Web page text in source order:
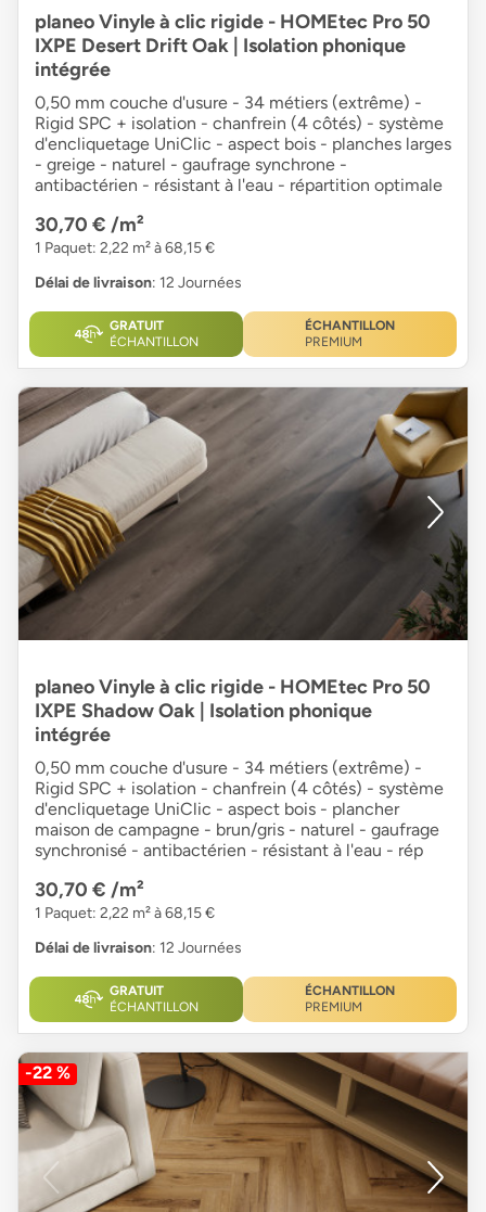
planeo Vinyle à clic rigide - HOMEtec Pro 50
IXPE Desert Drift Oak | Isolation phonique
intégrée
0,50 mm couche d'usure - 34 métiers (extrême) -
Rigid SPC + isolation - chanfrein (4 côtés) - système
d'encliquetage UniClic - aspect bois - planches larges
- greige - naturel - gaufrage synchrone -
antibactérien - résistant à l'eau - répartition optimale
30,70 € /m²
1 Paquet: 2,22 m² à 68,15 €
Délai de livraison: 12 Journées
GRATUIT
ÉCHANTILLON
ÉCHANTILLON
PREMIUM
planeo Vinyle à clic rigide - HOMEtec Pro 50
IXPE Shadow Oak | Isolation phonique
intégrée
0,50 mm couche d'usure - 34 métiers (extrême) -
Rigid SPC + isolation - chanfrein (4 côtés) - système
d'encliquetage UniClic - aspect bois - plancher
maison de campagne - brun/gris - naturel - gaufrage
synchronisé - antibactérien - résistant à l'eau - rép
30,70 € /m²
1 Paquet: 2,22 m² à 68,15 €
Délai de livraison: 12 Journées
GRATUIT
ÉCHANTILLON
ÉCHANTILLON
PREMIUM
-22 %